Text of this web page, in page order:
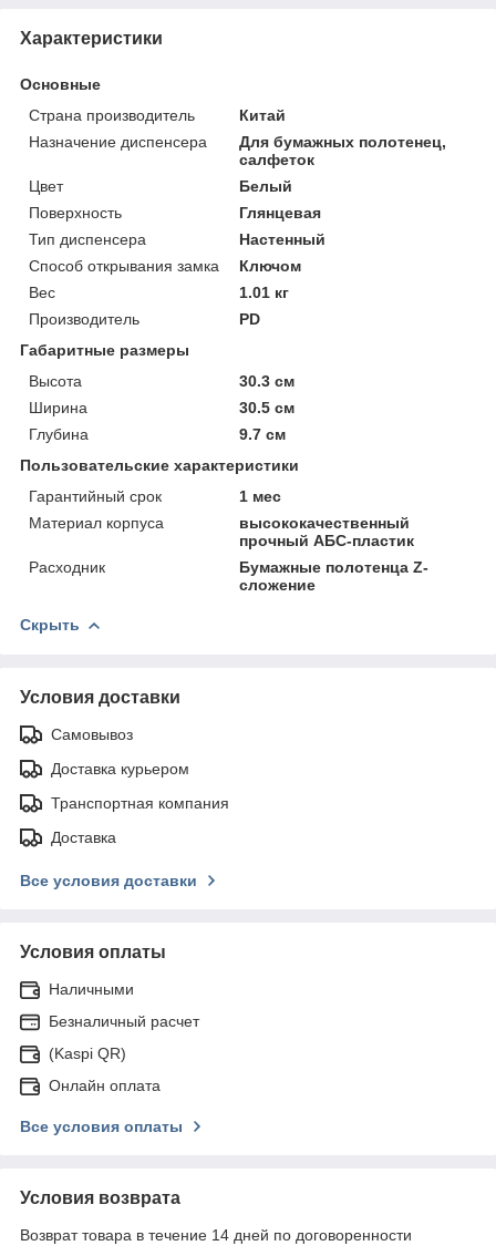
Характеристики
Основные
Страна производитель
Китай
Назначение диспенсера
Для бумажных полотенец,
салфеток
Цвет
Белый
Поверхность
Глянцевая
Тип диспенсера
Настенный
Способ открывания замка
Ключом
Вес
1.01 кг
Производитель
PD
Габаритные размеры
Высота
30.3 см
Ширина
30.5 см
Глубина
9.7 см
Пользовательские характеристики
Гарантийный срок
1 мес
Материал корпуса
высококачественный
прочный АБС-пластик
Расходник
Бумажные полотенца Z-
сложение
Скрыть
Условия доставки
Самовывоз
Доставка курьером
Транспортная компания
Доставка
Все условия доставки
Условия оплаты
Наличными
Безналичный расчет
(Kaspi QR)
Онлайн оплата
Все условия оплаты
Условия возврата
Возврат товара в течение 14 дней по договоренности